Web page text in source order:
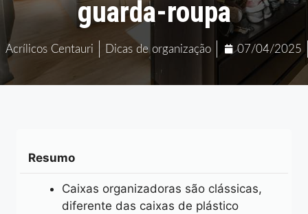
guarda-roupa
Acrílicos Centauri Dicas de organização 07/04/2025
Resumo
Caixas organizadoras são clássicas,
diferente das caixas de plástico